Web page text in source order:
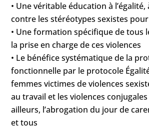
• Une véritable éducation à
contre les stéréotypes sexistes pour
• Une formation spécifique de tous
la prise en charge de ces violences
• Le bénéfice systématique de la
fonctionnelle par le protocole
femmes victimes de violences
au travail et les violences
ailleurs, l’abrogation du jour de
et tous